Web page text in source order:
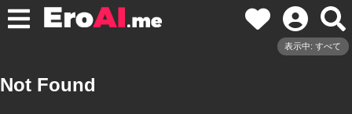
表示中: すべて
Not Found